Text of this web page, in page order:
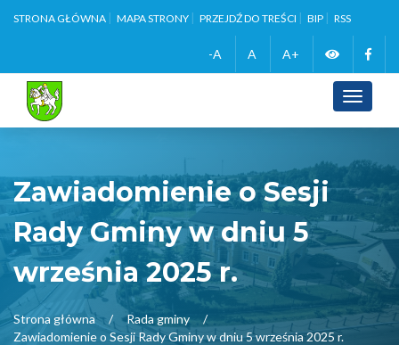
STRONA GŁÓWNA MAPA STRONY PRZEJDŹ DO TREŚCI BIP RSS
-A A A+ Zmień
wersję
Toggle
Zawiadomienie o Sesji
Rady Gminy w dniu 5
września 2025 r.
Strona główna
Rada gminy
Zawiadomienie o Sesji Rady Gminy w dniu 5 września 2025 r.